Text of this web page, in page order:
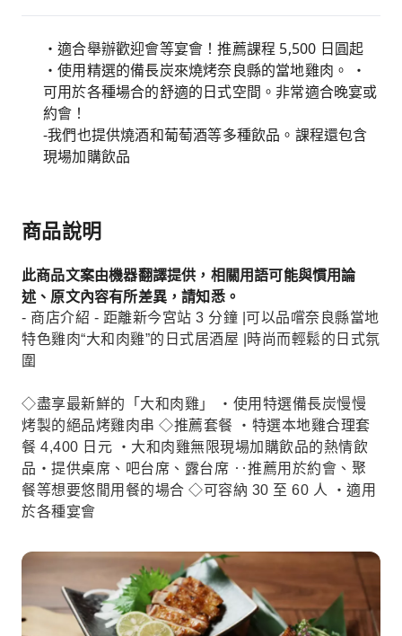
・適合舉辦歡迎會等宴會！推薦課程 5,500 日圓起
・使用精選的備長炭來燒烤奈良縣的當地雞肉。 ・
可用於各種場合的舒適的日式空間。非常適合晚宴或
約會！
-我們也提供燒酒和葡萄酒等多種飲品。課程還包含
現場加購飲品
商品說明
此商品文案由機器翻譯提供，相關用語可能與慣用論
述、原文內容有所差異，請知悉。
- 商店介紹 - 距離新今宮站 3 分鐘 |可以品嚐奈良縣當地
特色雞肉“大和肉雞”的日式居酒屋 |時尚而輕鬆的日式氛
圍
◇盡享最新鮮的「大和肉雞」 ・使用特選備長炭慢慢
烤製的絕品烤雞肉串 ◇推薦套餐 ・特選本地雞合理套
餐 4,400 日元 ・大和肉雞無限現場加購飲品的熱情飲
品・提供桌席、吧台席、露台席 ‥推薦用於約會、聚
餐等想要悠閒用餐的場合 ◇可容納 30 至 60 人 ・適用
於各種宴會